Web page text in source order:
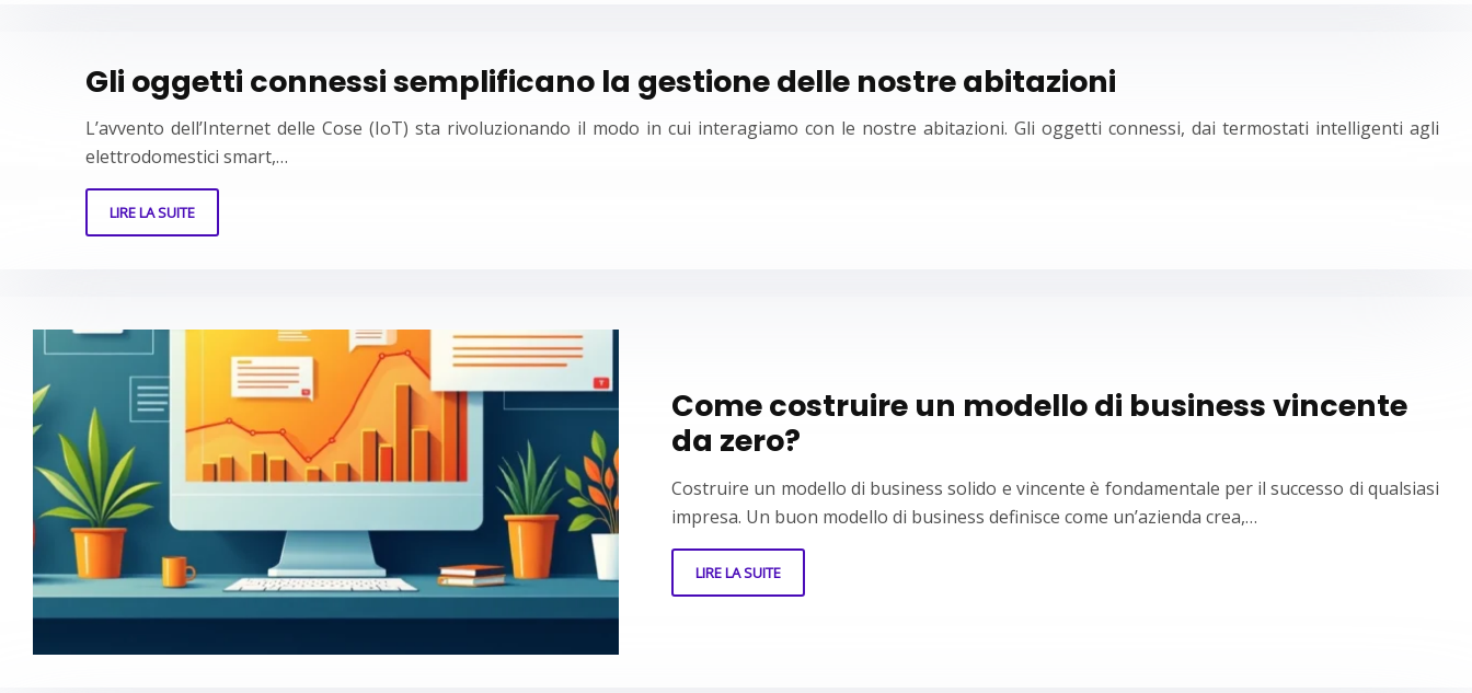
Gli oggetti connessi semplificano la gestione delle nostre abitazioni
L’avvento dell’Internet delle Cose (IoT) sta rivoluzionando il modo in cui interagiamo con le nostre abitazioni. Gli oggetti connessi, dai termostati intelligenti agli
elettrodomestici smart,…
LIRE LA SUITE
Come costruire un modello di business vincente
da zero?
Costruire un modello di business solido e vincente è fondamentale per il successo di qualsiasi
impresa. Un buon modello di business definisce come un’azienda crea,…
LIRE LA SUITE